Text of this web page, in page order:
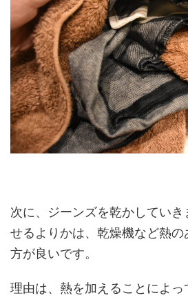
次に、ジーンズを乾かしていき
せるよりかは、乾燥機など熱
方が良いです。
理由は、熱を加えることによっ